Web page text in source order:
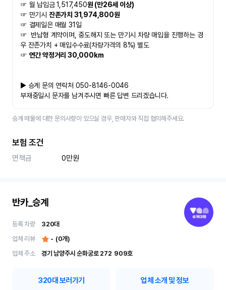
☞ 월 납입금 1,517,450원 (만26세 이상)
☞ 만기시 잔존가치 31,974,800원
☞ 결제일은 매월 31일
☞ 반납형 계약이며, 중도해지 또는 만기시 차량 매입을 진행하는 경
우 잔존가치 + 매입수수료(차량가격의 8%) 별도
☞ 연간 약정거리 30,000km
▶ 승계 문의 연락처 050-8146-0046
부재중일시 문자를 남겨주시면 빠른 답변 드리겠습니다.
승계 매물에 대한 문의사항이 있으실 경우, 판매자와 직접 협의해주세요.
보험 조건
면책금 0만원
반카_승계
등록 차량 320대
업체 리뷰
- (0개)
업체 주소
경기 남양주시 순화궁로 272	909호
320대 보러가기 업체 소개 및 정보